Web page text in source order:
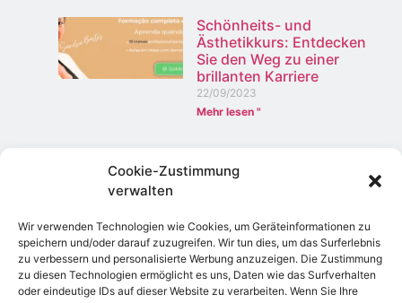
Cookie-Zustimmung
verwalten
Wir verwenden Technologien wie Cookies, um Geräteinformationen zu
speichern und/oder darauf zuzugreifen. Wir tun dies, um das Surferlebnis
zu verbessern und personalisierte Werbung anzuzeigen. Die Zustimmung
zu diesen Technologien ermöglicht es uns, Daten wie das Surfverhalten
oder eindeutige IDs auf dieser Website zu verarbeiten. Wenn Sie Ihre
Schönheits- und
Ästhetikkurs: Entdecken
Sie den Weg zu einer
brillanten Karriere
22/09/2023
Mehr lesen "
Preise für
23/03/2025
Mehr lesen "
Was Anwälte tun